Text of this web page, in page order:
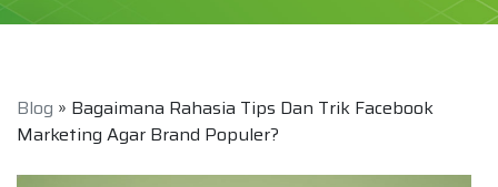
Blog » Bagaimana Rahasia Tips Dan Trik Facebook
Marketing Agar Brand Populer?